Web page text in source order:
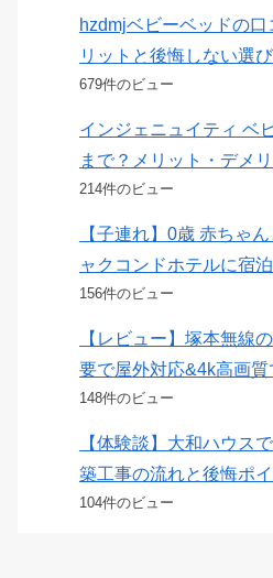
hzdmjベビーベッドの
リットと後悔しない選
679件のビュー
インジェニュイティ ベ
まで？メリット・デメ
214件のビュー
【子連れ】0歳 赤ちゃ
ャクコンドホテルに宿泊
156件のビュー
【レビュー】塚本無線
要で屋外対応&4k高画質
148件のビュー
【体験談】大和ハウス
築工事の流れと後悔ポ
104件のビュー